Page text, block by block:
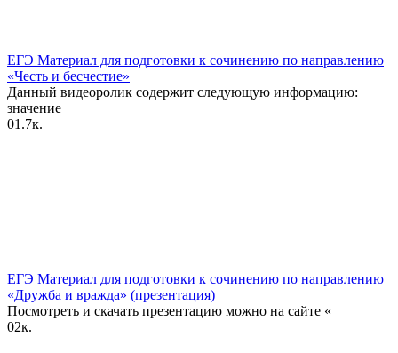
ЕГЭ Материал для подготовки к сочинению по направлению
«Честь и бесчестие»
Данный видеоролик содержит следующую информацию:
значение
01.7к.
ЕГЭ Материал для подготовки к сочинению по направлению
«Дружба и вражда» (презентация)
Посмотреть и скачать презентацию можно на сайте «
02к.